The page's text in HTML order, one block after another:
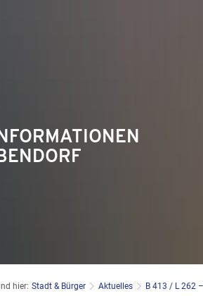
hier: Stadt & Bürger Aktuelles B 413 / L 262